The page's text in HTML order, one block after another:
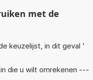
met de
keuzelijst, in dit geval '
die u wilt omrekenen ---